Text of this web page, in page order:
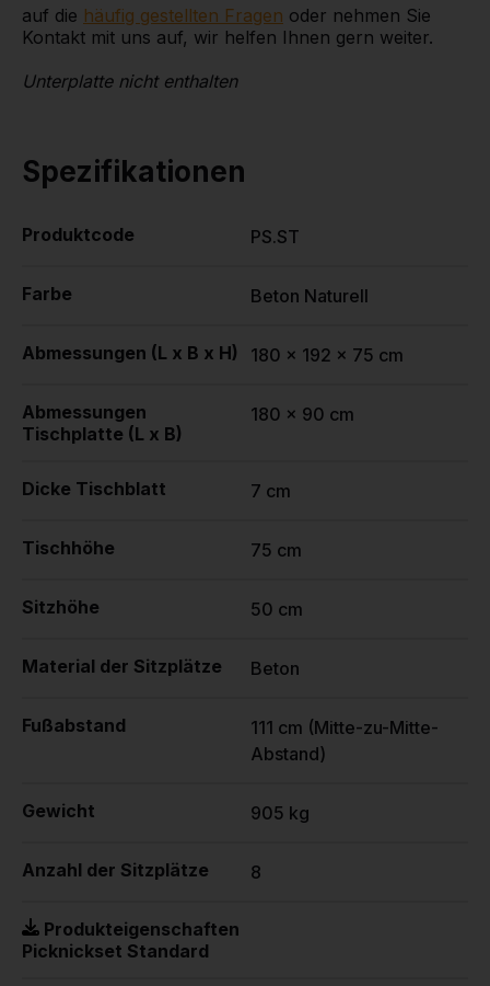
auf die häufig gestellten Fragen oder nehmen Sie
Kontakt mit uns auf, wir helfen Ihnen gern weiter.
Unterplatte nicht enthalten
Spezifikationen
Produktcode PS.ST
Farbe Beton Naturell
Abmessungen (L x B x H) 180 x 192 x 75 cm
Abmessungen
Tischplatte (L x B)
180 x 90 cm
Dicke Tischblatt 7 cm
Tischhöhe 75 cm
Sitzhöhe 50 cm
Material der Sitzplätze Beton
Fußabstand
111 cm (Mitte-zu-Mitte-
Abstand)
Gewicht 905 kg
Anzahl der Sitzplätze 8
Produkteigenschaften
Picknickset Standard